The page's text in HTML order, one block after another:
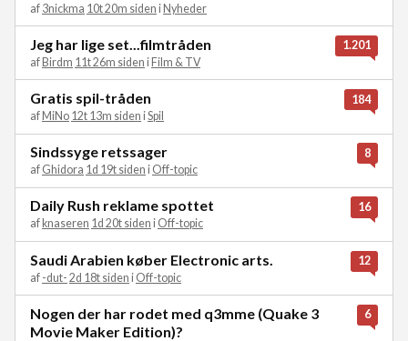
af 3nickma 10t 20m siden iNyheder
Jeg har lige set...filmtråden
af Birdm 11t 26m siden i Film & TV
1.201
Gratis spil-tråden
af MiNo 12t 13m siden iSpil
184
Sindssyge retssager
af Ghidora 1d 19t siden i Off-topic
8
Daily Rush reklame spottet
af knaseren 1d 20t siden i Off-topic
16
Saudi Arabien køber Electronic arts.
af -dut- 2d 18t siden i Off-topic
12
Nogen der har rodet med q3mme (Quake 3
Movie Maker Edition)?
6